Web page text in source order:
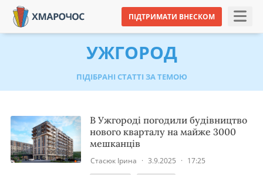
ПІДТРИМАТИ ВНЕСКОМ
УЖГОРОД
ПІДІБРАНІ СТАТТІ ЗА ТЕМОЮ
В Ужгороді погодили будівництво
нового кварталу на майже 3000
мешканців
Стасюк Ірина · 3.9.2025 · 17:25